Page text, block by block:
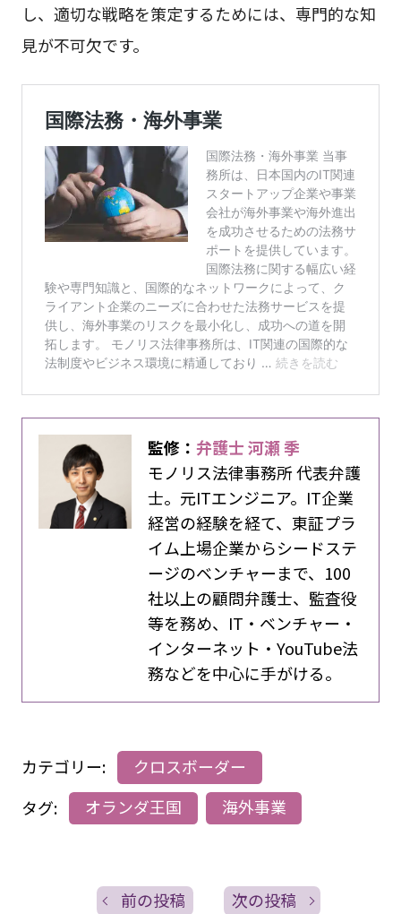
し、適切な戦略を策定するためには、専門的な知
見が不可欠です。
監修：弁護士 河瀬 季
モノリス法律事務所 代表弁護
士。元ITエンジニア。IT企業
経営の経験を経て、東証プラ
イム上場企業からシードステ
ージのベンチャーまで、100
社以上の顧問弁護士、監査役
等を務め、IT・ベンチャー・
インターネット・YouTube法
務などを中心に手がける。
カテゴリー:
クロスボーダー
タグ:
オランダ王国 海外事業
前の投稿 次の投稿